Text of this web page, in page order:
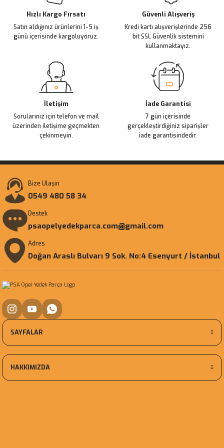
Ürün fiyatı diğer sitelerden daha pahalı.
Bu ürüne benzer farklı alternatifler olmalı.
Hızlı Kargo Fırsatı
Satın aldığınız ürünlerini 1-5 iş
günü içerisinde kargoluyoruz.
Güvenli Alışveriş
Kredi kartı alışverişlerinde 256
bit SSL Güvenlik sistemini
kullanmaktayız.
İletişim
Sorularınız için telefon ve mail
üzerinden iletişime geçmekten
çekinmeyin.
İade Garantisi
7 gün içerisinde
gerçekleştirdiğiniz siparişler
iade garantisindedir.
Bize Ulaşın
0549 480 58 34
Destek
psaopelyedekparca.com@gmail.com
Adres
Doğan Araslı Bulvarı 9 Sok. No:4 Esenyurt / İstanbul
SAYFALAR
HAKKIMIZDA